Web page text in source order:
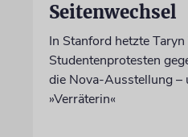
Seitenwechsel
In Stanford hetzte
Studentenprotesten
die Nova-Ausstellung –
»Verräterin«